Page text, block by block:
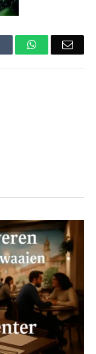
Tumblr WhatsApp